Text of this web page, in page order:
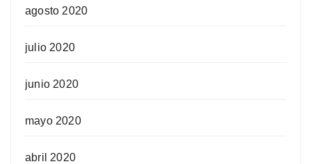
agosto 2020
julio 2020
junio 2020
mayo 2020
abril 2020